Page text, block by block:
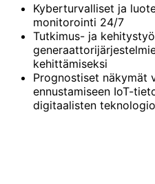
Kyberturvalliset ja
monitorointi 24/7
Tutkimus- ja
kehittämiseksi
Prognostiset näkymät
ennustamiseen IoT-
digitaalisten